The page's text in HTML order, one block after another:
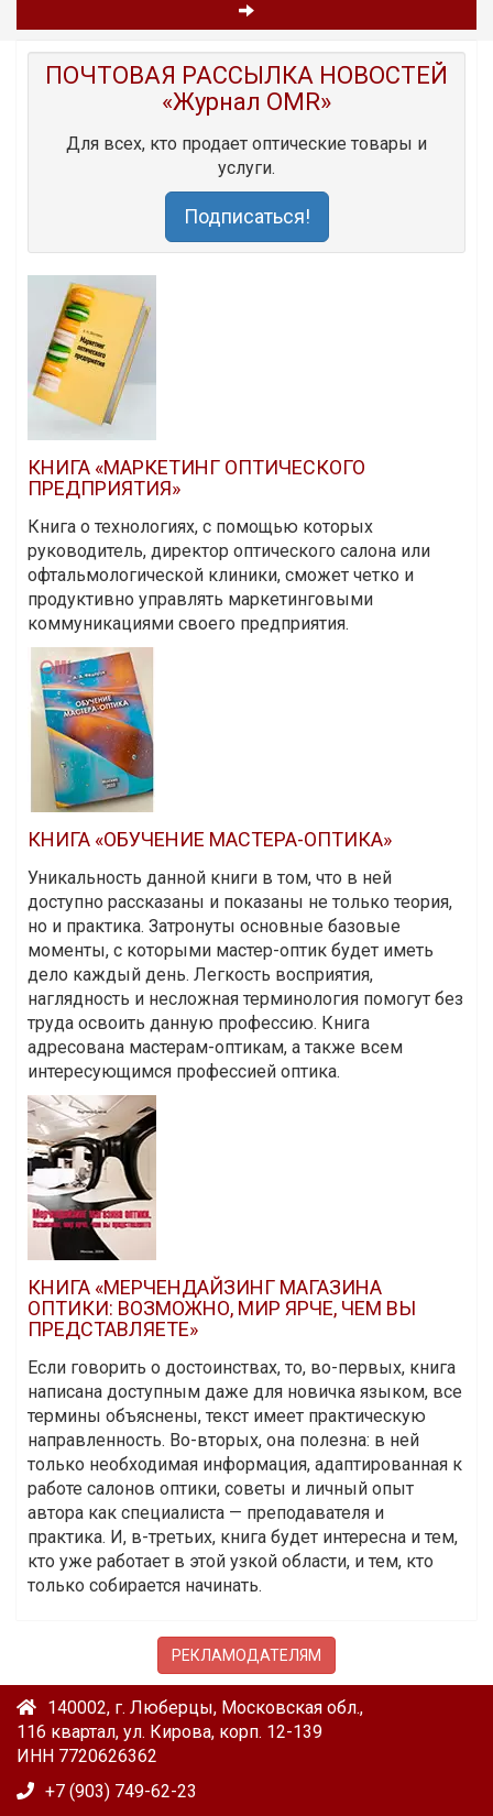
ПОЧТОВАЯ РАССЫЛКА НОВОСТЕЙ
«Журнал OMR»
Для всех, кто продает оптические товары и
услуги.
Подписаться!
КНИГА «МАРКЕТИНГ ОПТИЧЕСКОГО
ПРЕДПРИЯТИЯ»
Книга о технологиях, с помощью которых
руководитель, директор оптического салона или
офтальмологической клиники, сможет четко и
продуктивно управлять маркетинговыми
коммуникациями своего предприятия.
КНИГА «ОБУЧЕНИЕ МАСТЕРА-ОПТИКА»
Уникальность данной книги в том, что в ней
доступно рассказаны и показаны не только теория,
но и практика. Затронуты основные базовые
моменты, с которыми мастер-оптик будет иметь
дело каждый день. Легкость восприятия,
наглядность и несложная терминология помогут без
труда освоить данную профессию. Книга
адресована мастерам-оптикам, а также всем
интересующимся профессией оптика.
КНИГА «МЕРЧЕНДАЙЗИНГ МАГАЗИНА
ОПТИКИ: ВОЗМОЖНО, МИР ЯРЧЕ, ЧЕМ ВЫ
ПРЕДСТАВЛЯЕТЕ»
Если говорить о достоинствах, то, во-первых, книга
написана доступным даже для новичка языком, все
термины объяснены, текст имеет практическую
направленность. Во-вторых, она полезна: в ней
только необходимая информация, адаптированная к
работе салонов оптики, советы и личный опыт
автора как специалиста — преподавателя и
практика. И, в-третьих, книга будет интересна и тем,
кто уже работает в этой узкой области, и тем, кто
только собирается начинать.
РЕКЛАМОДАТЕЛЯМ
140002, г. Люберцы, Московская обл.,
116 квартал, ул. Кирова, корп. 12-139
ИНН 7720626362
+7 (903) 749-62-23